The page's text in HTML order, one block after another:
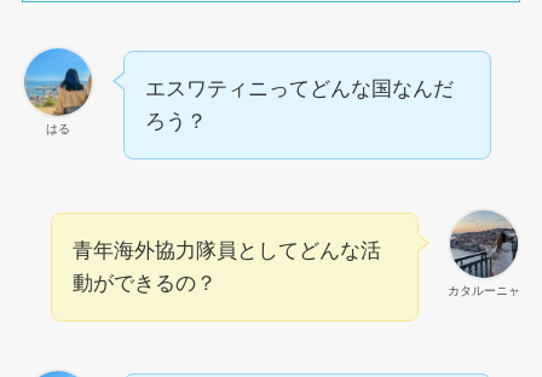
はる
エスワティニってどんな国なんだ
ろう？
カタルーニャ
青年海外協力隊員としてどんな活
動ができるの？